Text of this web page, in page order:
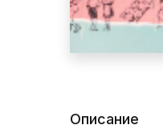
Описание